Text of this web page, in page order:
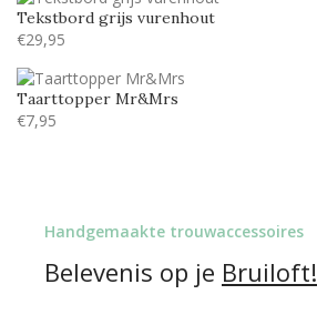
Tekstbord grijs vurenhout
€29,95
Taarttopper Mr&Mrs
€7,95
Handgemaakte trouwaccessoires
Belevenis op je Bruiloft!